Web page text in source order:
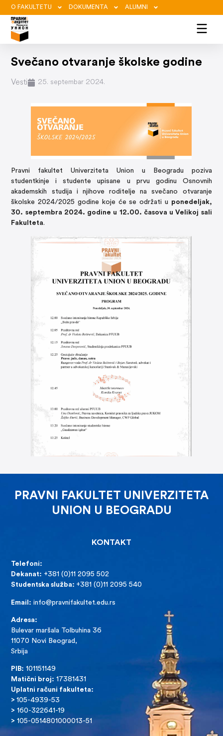
O FAKULTETU DOKUMENTA ALUMNI
Svečano otvaranje školske godine
Vesti 25. septembar 2024.
Pravni fakultet Univerziteta Union u Beogradu poziva
studentkinje i studente upisane u prvu godinu Osnovnih
akademskih studija i njihove roditelje na svečano otvaranje
školske 2024/2025 godine koje će se održati u ponedeljak,
30. septembra 2024. godine u 12.00. časova u Velikoj sali
Fakulteta.
PRAVNI FAKULTET UNIVERZITETA
UNION U BEOGRADU
KONTAKT
Telefoni:
Dekanat: +381 (0)11 2095 502
Studentska služba: +381 (0)11 2095 540
Email: info@pravnifakultet.edu.rs
Adresa:
Bulevar maršala Tolbuhina 36
11070 Novi Beograd,
Srbija
PIB: 101151149
Matični broj: 17381431
Uplatni računi fakulteta:
>105-4939-53
> 160-322641-19
> 105-0514801000013-51